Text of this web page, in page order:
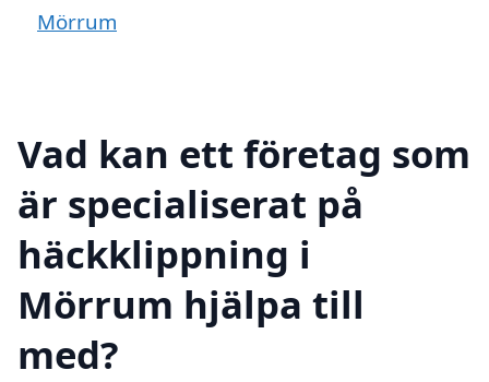
Mörrum
Vad kan ett företag som
är specialiserat på
häckklippning i
Mörrum hjälpa till
med?